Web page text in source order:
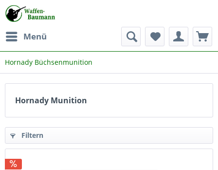
Menü
Hornady Büchsenmunition
Hornady Munition
Filtern